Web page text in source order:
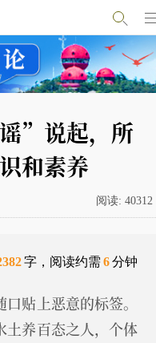
”说起，所
和素养
阅读: 40312
字，阅读约需 6分钟
贴上恶意的标签。
土养百态之人，个体